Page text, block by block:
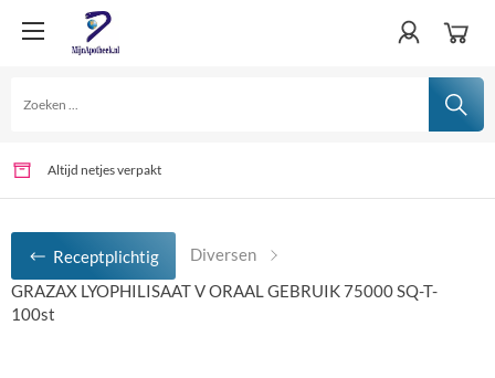
Verschillende betaalmogelijkheden
Voor 15:00 uur besteld, vandaag verwerkt
Altijd netjes verpakt
Receptplichtig
Diversen
GRAZAX LYOPHILISAAT V ORAAL GEBRUIK 75000 SQ-T-
100st